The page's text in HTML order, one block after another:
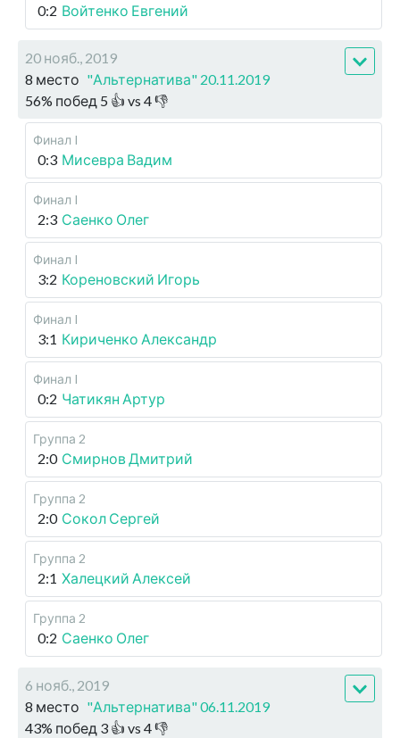
0:2 Войтенко Евгений
20 нояб., 2019
8 место "Альтернатива" 20.11.2019
56% побед 5 👍 vs 4👎
Финал I
0:3 Мисевра Вадим
Финал I
2:3 Саенко Олег
Финал I
3:2 Кореновский Игорь
Финал I
3:1 Кириченко Александр
Финал I
0:2 Чатикян Артур
Группа 2
2:0 Смирнов Дмитрий
Группа 2
2:0 Сокол Сергей
Группа 2
2:1 Халецкий Алексей
Группа 2
0:2 Саенко Олег
6 нояб., 2019
8 место "Альтернатива" 06.11.2019
43% побед 3 👍 vs 4👎